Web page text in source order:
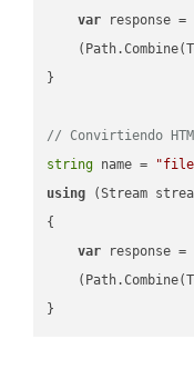
var response =
}
// Convirtiendo
string name =
using (Stream
{
var response =